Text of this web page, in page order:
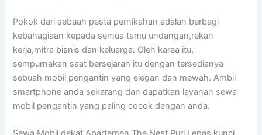
Pokok dari sebuah pesta pernikahan adalah berbagi
kebahagiaan kepada semua tamu undangan,rekan
kerja,mitra bisnis dan keluarga. Oleh karea itu,
sempurnakan saat bersejarah itu dengan tersedianya
sebuah mobil pengantin yang elegan dan mewah. Ambil
smartphone anda sekarang dan dapatkan layanan sewa
mobil pengantin yang paling cocok dengan anda.